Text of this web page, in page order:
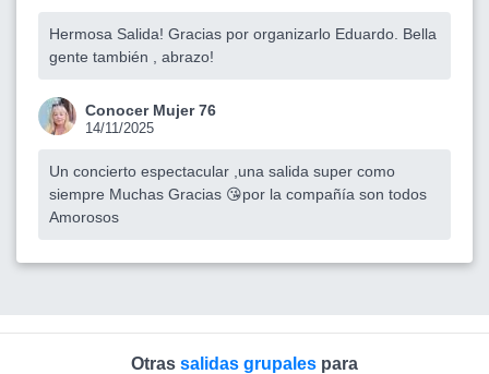
Hermosa Salida! Gracias por organizarlo Eduardo. Bella
gente también , abrazo!
Conocer Mujer 76
14/11/2025
Un concierto espectacular ,una salida super como
siempre Muchas Gracias 😘por la compañía son todos
Amorosos
Otras salidas grupales para